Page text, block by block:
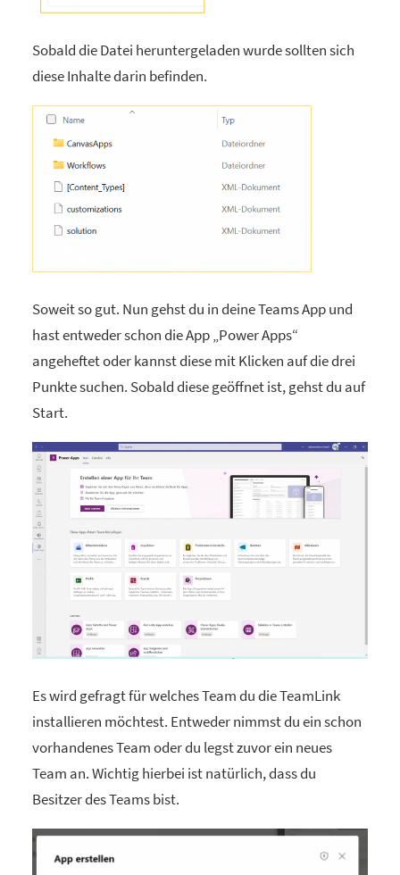
Sobald die Datei heruntergeladen wurde sollten sich
diese Inhalte darin befinden.
Soweit so gut. Nun gehst du in deine Teams App und
hast entweder schon die App „Power Apps“
angeheftet oder kannst diese mit Klicken auf die drei
Punkte suchen. Sobald diese geöffnet ist, gehst du auf
Start.
Es wird gefragt für welches Team du die TeamLink
installieren möchtest. Entweder nimmst du ein schon
vorhandenes Team oder du legst zuvor ein neues
Team an. Wichtig hierbei ist natürlich, dass du
Besitzer des Teams bist.